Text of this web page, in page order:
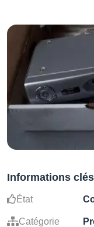
Informations clés
État
Catégorie